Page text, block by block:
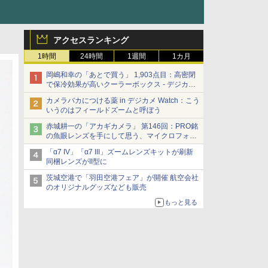
アクセスランキング
1時間 24時間 1週間 1カ月
岡嶋和幸の「あとで買う」 1,903点目：高密閉
で保冷効果が高いクーラーボックス - デジカメ
Watch
カメラバカにつける薬 in デジカメ Watch：こう
いうのはフィールドズームと呼ぼう
赤城耕一の「アカギカメラ」 第146回：PRO銘
の魚眼レンズを手にして思う、マイクロフォー
サーズへの期待と可能性
「α7 IV」「α7 III」ズームレンズキットが刷新
同梱レンズがII型に
茨城空港で「羽田空港フェア」が開催 航空会社
のオリジナルグッズなども販売
もっと見る